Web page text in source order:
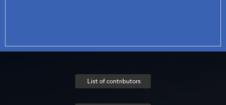
List of contributors